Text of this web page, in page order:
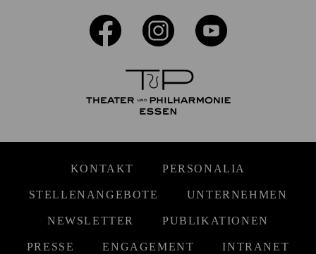
KONTAKT PERSONALIA
STELLENANGEBOTE UNTERNEHMEN
NEWSLETTER PUBLIKATIONEN
PRESSE ENGAGEMENT INTRANET